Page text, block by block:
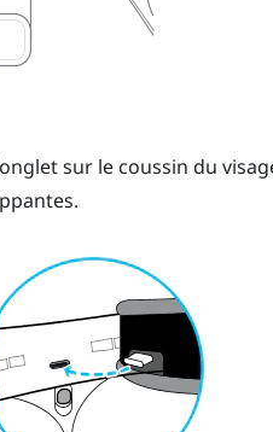
sur le coussin du